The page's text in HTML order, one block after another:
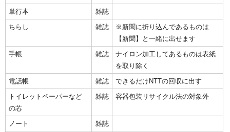
単行本
雑誌
ちらし
雑誌
※新聞に折り込んであるものは
【新聞】と一緒に出せます
手帳
雑誌
ナイロン加工してあるものは表紙
を取り除く
電話帳
雑誌
できるだけNTTの回収に出す
トイレットペーパーなど
の芯
雑誌 容器包装リサイクル法の対象外
ノート
雑誌